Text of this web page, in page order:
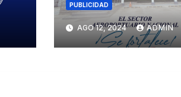
PUBLICIDAD
AGO 12, 2024 ADMIN